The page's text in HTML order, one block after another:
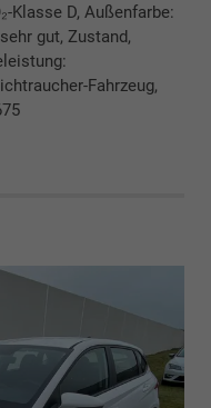
Klasse D, Außenfarbe:
gut, Zustand,
Fahrzeug,